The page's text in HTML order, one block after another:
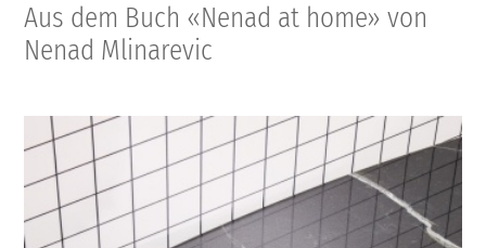
Aus dem Buch «Nenad at home» von
Nenad Mlinarevic